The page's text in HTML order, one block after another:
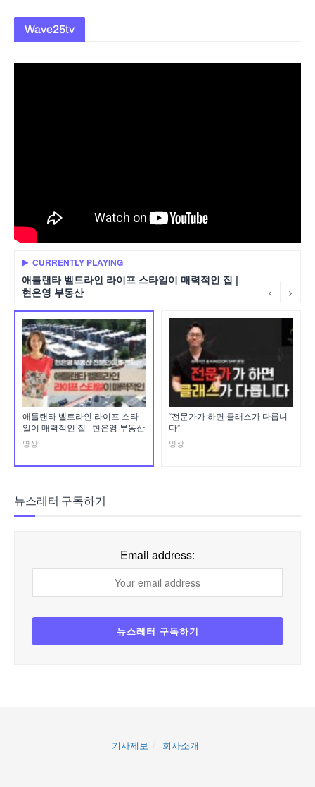
Wave25tv
CURRENTLY PLAYING
애틀랜타 벨트라인 라이프 스타일이 매력적인 집 |
현은영 부동산
애틀랜타 벨트라인 라이프 스타
일이 매력적인 집 | 현은영 부동산
영상
“전문가가 하면 클래스가 다릅니
다”
영상
뉴스레터 구독하기
Email address:
기사제보 회사소개